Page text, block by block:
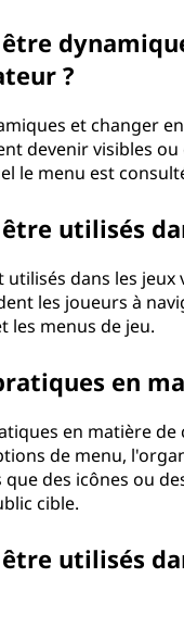
?
et changer
devenir visibles
le menu est
utilisés
dans les
les joueurs à
les menus de jeu.
en
en matière
de menu,
des icônes ou
cible.
utilisés